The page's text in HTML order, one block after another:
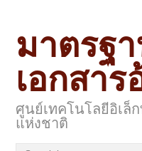
มาตรฐ
เอกสาร
ศูนย์เทคโนโลยีอิเล็
แห่งชาติ